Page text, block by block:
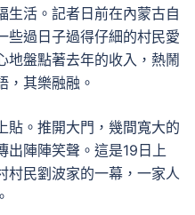
生活。記者日前在內蒙古自
些過日子過得仔細的村民愛
地盤點著去年的收入，熱鬧
，其樂融融。
貼。推開大門，幾間寬大的
出陣陣笑聲。這是19日上
村民劉波家的一幕，一家人